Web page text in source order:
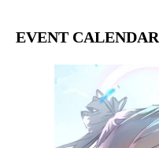
EVENT CALENDAR